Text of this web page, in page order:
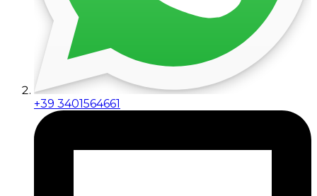
+39 3401564661